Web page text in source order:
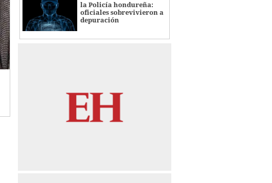
la Policía hondureña:
oficiales sobrevivieron a
depuración